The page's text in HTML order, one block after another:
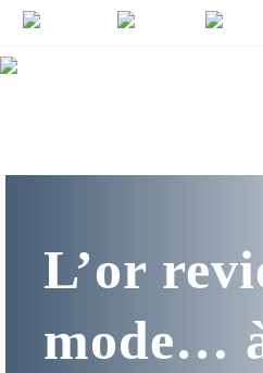
L’or
mode…